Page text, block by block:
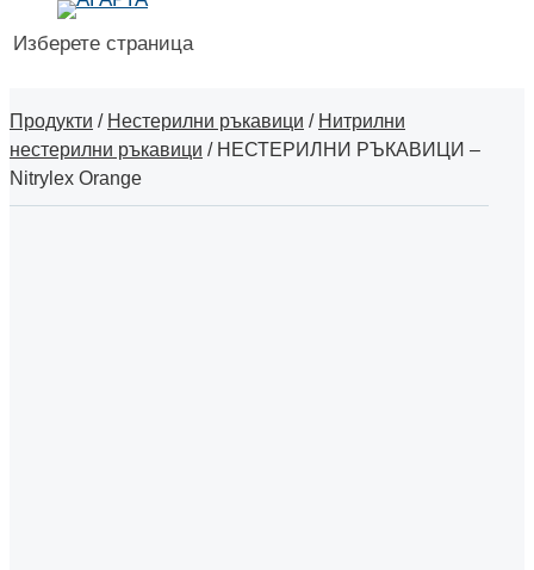
Изберете страница
Продукти / Нестерилни ръкавици / Нитрилни
нестерилни ръкавици / НЕСТЕРИЛНИ РЪКАВИЦИ –
Nitrylex Orange